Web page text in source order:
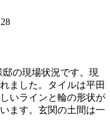
の現場状況です。現
ました。タイルは平田
いラインと輪の形状が
ます。玄関の土間は一